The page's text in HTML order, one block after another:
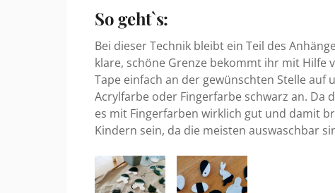
So geht`s:
Bei dieser Technik bleibt ein Teil des
klare, schöne Grenze bekommt ihr mit Hilfe
Tape einfach an der gewünschten Stelle
Acrylfarbe oder Fingerfarbe schwarz an. Da
es mit Fingerfarben wirklich gut und damit
Kindern sein, da die meisten auswaschbar